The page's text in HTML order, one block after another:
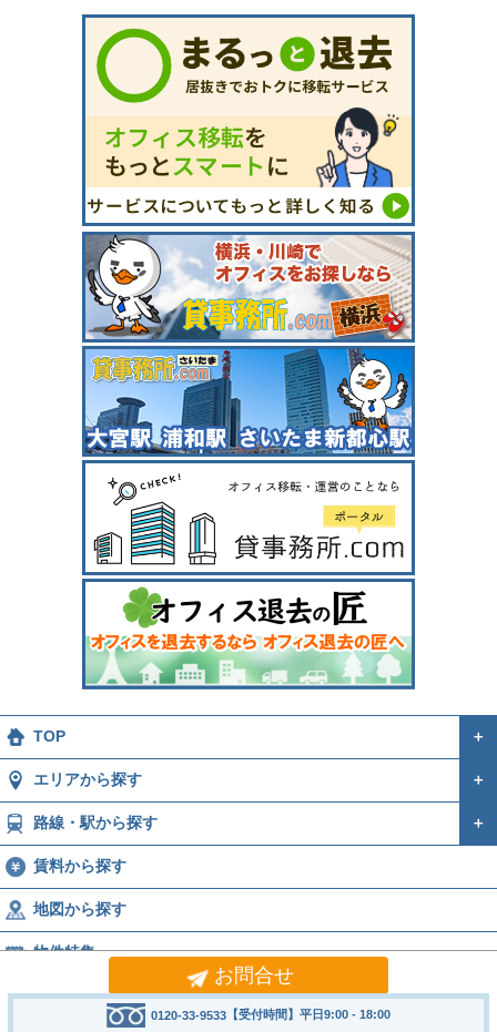
お問合せ
0120-33-9533 【受付時間】平日9:00 - 18:00
TOP ＋
エリアから探す ＋
路線・駅から探す ＋
賃料から探す
地図から探す
物件特集
運営会社 ＋